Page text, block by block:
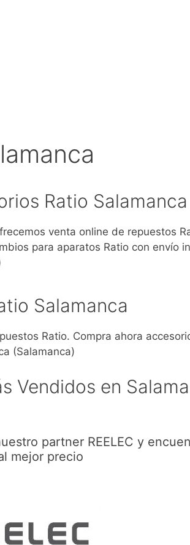
Ratio Salamanca
venta online de repuestos
para aparatos Ratio con envío
Salamanca
Ratio. Compra ahora
(Salamanca)
Vendidos en
partner REELEC y
mejor precio